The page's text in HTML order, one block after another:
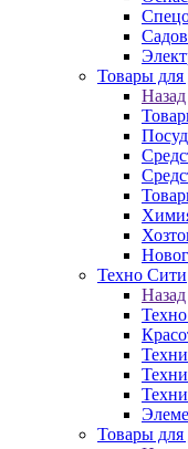
Товары
Назад
Техно Сити
Назад
Товары для